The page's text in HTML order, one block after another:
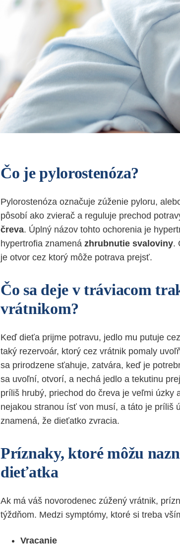
Čo je pylorostenóza?
Pylorostenóza označuje zúženie pyloru,
pôsobí ako zvierač a reguluje prechod
čreva. Úplný názov tohto ochorenia je
hypertrofia znamená zhrubnutie svaloviny.
je otvor cez ktorý môže potrava prejsť.
Čo sa deje v tráviacom
vrátnikom?
Keď dieťa prijme potravu, jedlo mu putuje
taký rezervoár, ktorý cez vrátnik pomaly
sa prirodzene sťahuje, zatvára, keď je
sa uvoľní, otvorí, a nechá jedlo a tekutinu
príliš hrubý, priechod do čreva je veľmi úzky
nejakou stranou ísť von musí, a táto je príliš
znamená, že dieťatko zvracia.
Príznaky, ktoré môžu
dieťatka
Ak má váš novorodenec zúžený vrátnik,
týždňom. Medzi symptómy, ktoré si treba
Vracanie